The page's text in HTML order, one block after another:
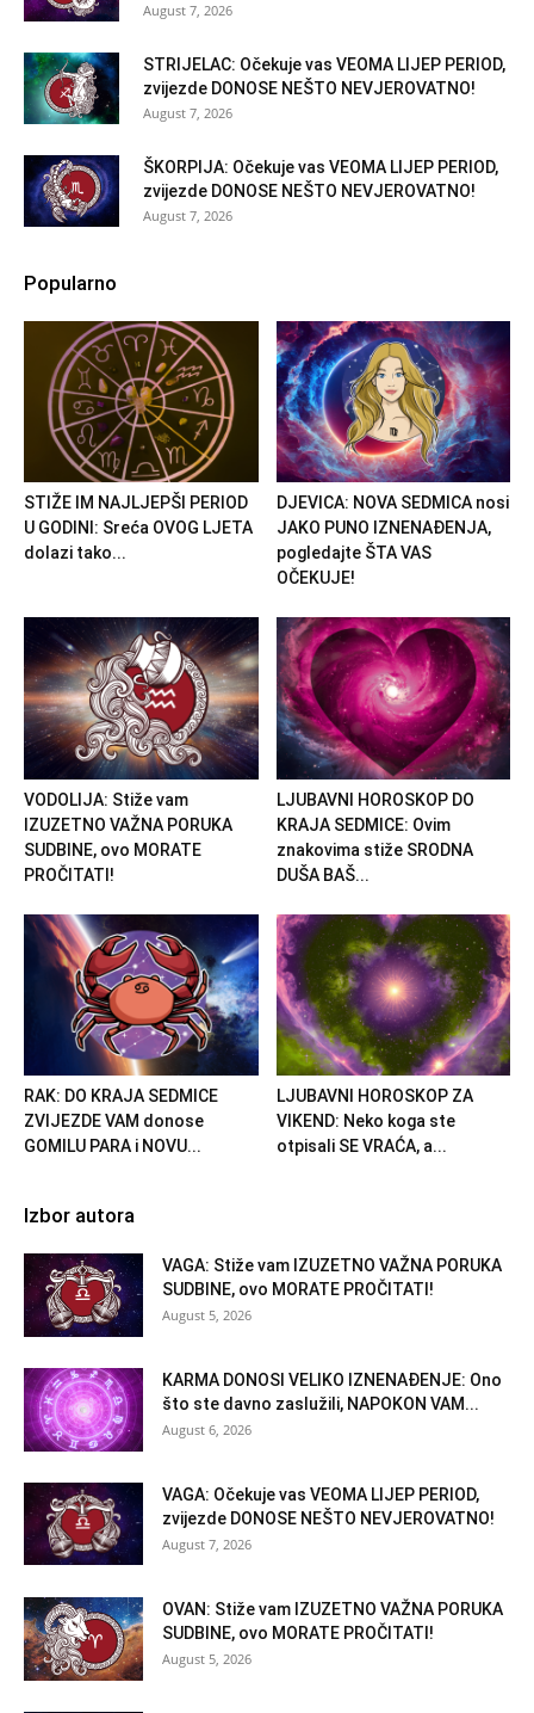
August 7, 2026
STRIJELAC: Očekuje vas VEOMA LIJEP PERIOD,
zvijezde DONOSE NEŠTO NEVJEROVATNO!
August 7, 2026
ŠKORPIJA: Očekuje vas VEOMA LIJEP PERIOD,
zvijezde DONOSE NEŠTO NEVJEROVATNO!
August 7, 2026
Popularno
STIŽE IM NAJLJEPŠI PERIOD
U GODINI: Sreća OVOG LJETA
dolazi tako...
DJEVICA: NOVA SEDMICA nosi
JAKO PUNO IZNENAĐENJA,
pogledajte ŠTA VAS
OČEKUJE!
VODOLIJA: Stiže vam
IZUZETNO VAŽNA PORUKA
SUDBINE, ovo MORATE
PROČITATI!
LJUBAVNI HOROSKOP DO
KRAJA SEDMICE: Ovim
znakovima stiže SRODNA
DUŠA BAŠ...
RAK: DO KRAJA SEDMICE
ZVIJEZDE VAM donose
GOMILU PARA i NOVU...
LJUBAVNI HOROSKOP ZA
VIKEND: Neko koga ste
otpisali SE VRAĆA, a...
Izbor autora
VAGA: Stiže vam IZUZETNO VAŽNA PORUKA
SUDBINE, ovo MORATE PROČITATI!
August 5, 2026
KARMA DONOSI VELIKO IZNENAĐENJE: Ono
što ste davno zaslužili, NAPOKON VAM...
August 6, 2026
VAGA: Očekuje vas VEOMA LIJEP PERIOD,
zvijezde DONOSE NEŠTO NEVJEROVATNO!
August 7, 2026
OVAN: Stiže vam IZUZETNO VAŽNA PORUKA
SUDBINE, ovo MORATE PROČITATI!
August 5, 2026